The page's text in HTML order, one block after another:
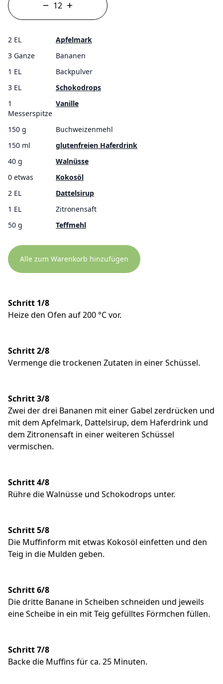
2 EL
Apfelmark
3 Ganze
Bananen
1 EL
Backpulver
3 EL
Schokodrops
1
Messerspitze
Vanille
150 g
Buchweizenmehl
150 ml
glutenfreien Haferdrink
40 g
Walnüsse
0 etwas
Kokosöl
2 EL
Dattelsirup
1 EL
Zitronensaft
50 g
Teffmehl
Alle zum Warenkorb hinzufügen
Schritt 1/8
Heize den Ofen auf 200 °C vor.
Schritt 2/8
Vermenge die trockenen Zutaten in einer Schüssel.
Schritt 3/8
Zwei der drei Bananen mit einer Gabel zerdrücken und
mit dem Apfelmark, Dattelsirup, dem Haferdrink und
dem Zitronensaft in einer weiteren Schüssel
vermischen.
Schritt 4/8
Rühre die Walnüsse und Schokodrops unter.
Schritt 5/8
Die Muffinform mit etwas Kokosöl einfetten und den
Teig in die Mulden geben.
Schritt 6/8
Die dritte Banane in Scheiben schneiden und jeweils
eine Scheibe in ein mit Teig gefülltes Förmchen füllen.
Schritt 7/8
Backe die Muffins für ca. 25 Minuten.